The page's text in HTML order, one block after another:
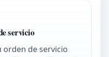
servicio
orden de servicio